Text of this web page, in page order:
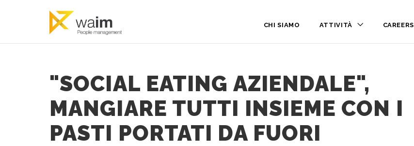
CHI SIAMO ATTIVITÀ CAREERS
"SOCIAL EATING AZIENDALE",
MANGIARE TUTTI INSIEME CON I
PASTI PORTATI DA FUORI